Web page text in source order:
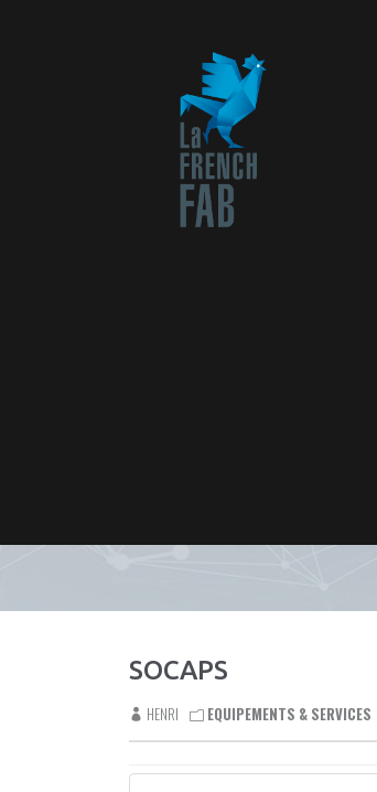
SOCAPS
HENRI EQUIPEMENTS & SERVICES